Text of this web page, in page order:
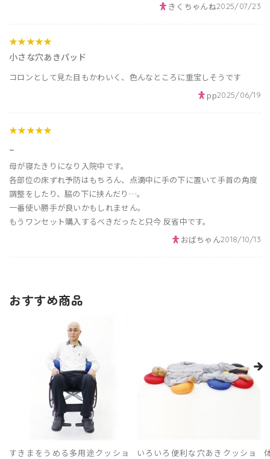
きくちゃんね2025/07/23
小さな穴あきパッド
★★★★★
コロンとして見た目もかわいく、色んなところに重宝しそうです
pp2025/06/19
★★★★★
母が寝たきりになり入院中です。
各部位の床ずれ予防はもちろん、点滴中に手の下に置いて手首の角度
調整をしたり、脇の下に挟んだり…。
一番使い勝手が良いかもしれません。
もうワンセット購入するべきだったと只今 反省中です。
おばちゃん2018/10/13
おすすめ商品
すきまをうめる多用途クッショ
いろいろ便利な穴あきクッショ